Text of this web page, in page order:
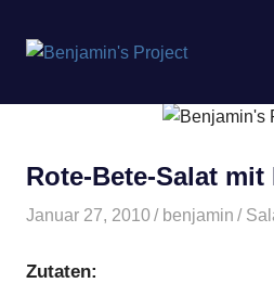
springen
Rote-Bete-Salat mit
Januar 27, 2010 benjamin
Zutaten: